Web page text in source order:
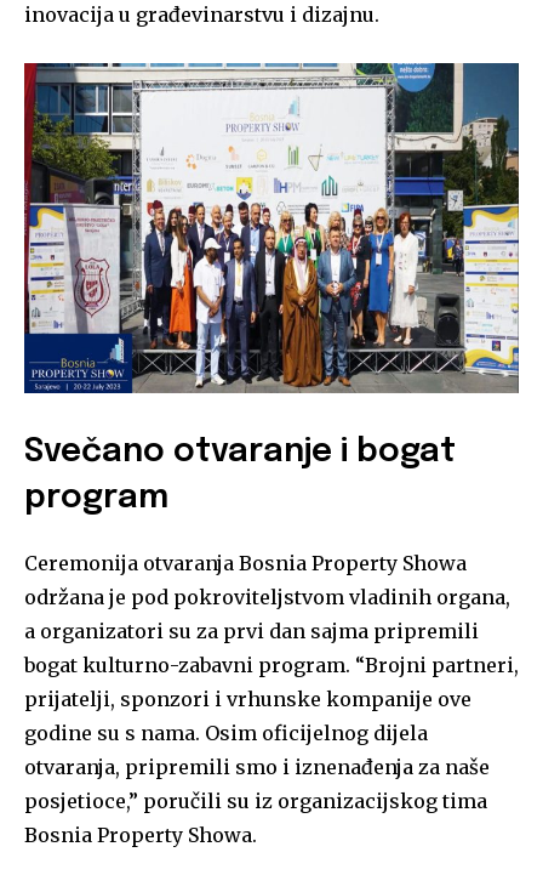
inovacija u građevinarstvu i dizajnu.
Svečano otvaranje i bogat
program
Ceremonija otvaranja Bosnia Property Showa
održana je pod pokroviteljstvom vladinih organa,
a organizatori su za prvi dan sajma pripremili
bogat kulturno-zabavni program. “Brojni partneri,
prijatelji, sponzori i vrhunske kompanije ove
godine su s nama. Osim oficijelnog dijela
otvaranja, pripremili smo i iznenađenja za naše
posjetioce,” poručili su iz organizacijskog tima
Bosnia Property Showa.